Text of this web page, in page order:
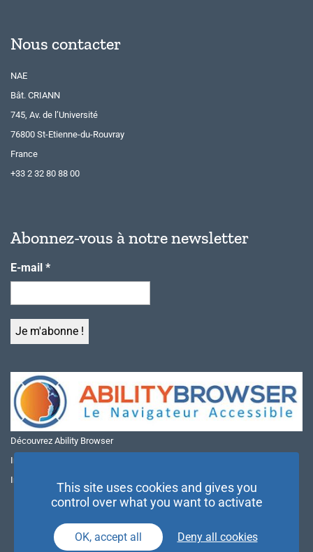
Nous contacter
NAE
Bât. CRIANN
745, Av. de l’Université
76800 St-Etienne-du-Rouvray
France
+33 2 32 80 88 00
Abonnez-vous à notre newsletter
E-mail *
Découvrez Ability Browser
Installer Ability Browser sur Windows
Installer Ability Browser sur Mac
This site uses cookies and gives you
control over what you want to activate
OK, accept all Deny all cookies